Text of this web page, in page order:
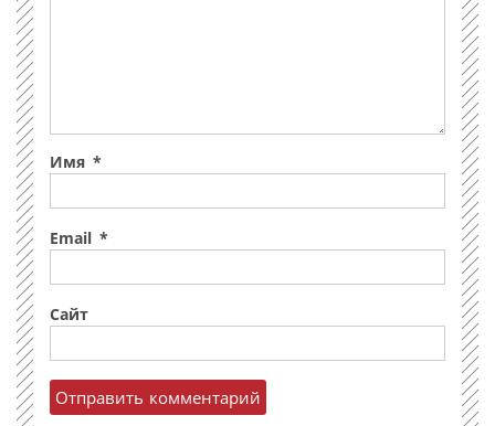
Имя *
Email *
Сайт